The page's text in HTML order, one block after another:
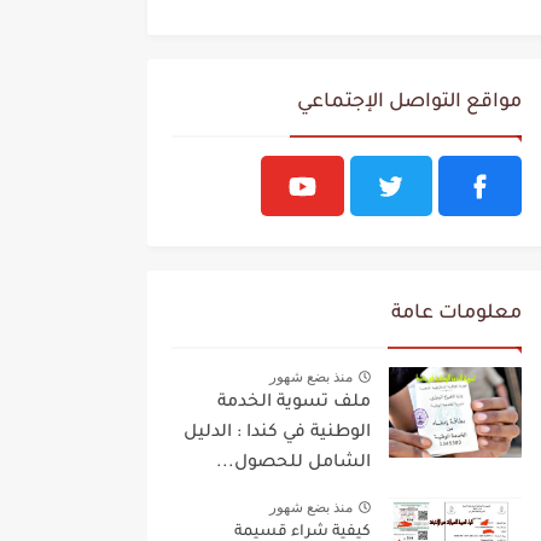
مواقع التواصل الإجتماعي
معلومات عامة
منذ بضع شهور
ملف تسوية الخدمة
الوطنية في كندا : الدليل
الشامل للحصول...
منذ بضع شهور
كيفية شراء قسيمة